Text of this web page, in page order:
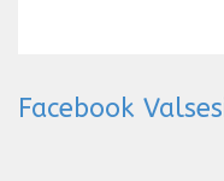
Facebook